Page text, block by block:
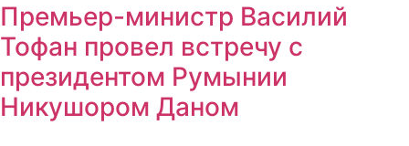
Премьер-министр Василий
Тофан провел встречу с
президентом Румынии
Никушором Даном